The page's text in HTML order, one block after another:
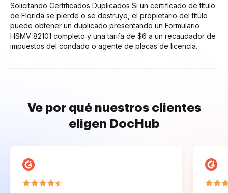
Solicitando Certificados Duplicados Si un certificado de título
de Florida se pierde o se destruye, el propietario del título
puede obtener un duplicado presentando un Formulario
HSMV 82101 completo y una tarifa de $6 a un recaudador de
impuestos del condado o agente de placas de licencia.
Ve por qué nuestros clientes
eligen DocHub